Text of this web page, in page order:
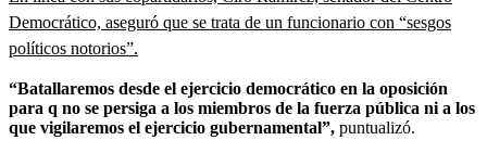
Democrático, aseguró que se trata de un funcionario con “sesgos
políticos notorios”.
“Batallaremos desde el ejercicio democrático en la oposición
para q no se persiga a los miembros de la fuerza pública ni a los
que vigilaremos el ejercicio gubernamental”, puntualizó.